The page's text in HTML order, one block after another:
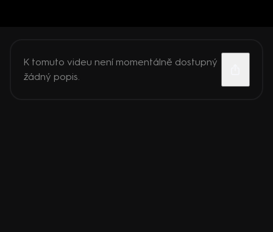
K tomuto videu není momentálně dostupný
žádný popis.